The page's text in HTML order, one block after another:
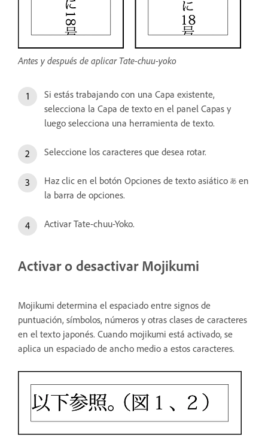
Antes y después de aplicar Tate-chuu-yoko
Si estás trabajando con una Capa existente,
selecciona la Capa de texto en el panel Capas y
luego selecciona una herramienta de texto.
Seleccione los caracteres que desea rotar.
Haz clic en el botón Opciones de texto asiático
en
la barra de opciones.
Activar Tate-chuu-Yoko.
Activar o desactivar Mojikumi
Mojikumi determina el espaciado entre signos de
puntuación, símbolos, números y otras clases de caracteres
en el texto japonés. Cuando mojikumi está activado, se
aplica un espaciado de ancho medio a estos caracteres.